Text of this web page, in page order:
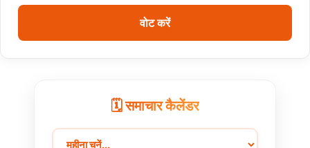
वोट करें
🗓️ समाचार कैलेंडर